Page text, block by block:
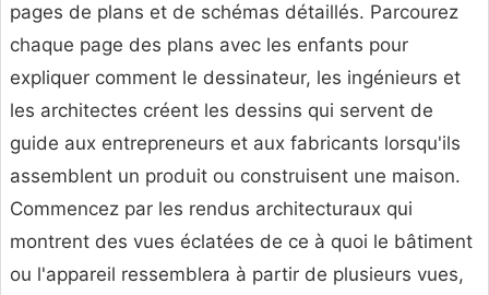
pages de plans et de schémas détaillés. Parcourez
chaque page des plans avec les enfants pour
expliquer comment le dessinateur, les ingénieurs et
les architectes créent les dessins qui servent de
guide aux entrepreneurs et aux fabricants lorsqu'ils
assemblent un produit ou construisent une maison.
Commencez par les rendus architecturaux qui
montrent des vues éclatées de ce à quoi le bâtiment
ou l'appareil ressemblera à partir de plusieurs vues,